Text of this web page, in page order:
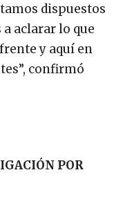
dispuestos
aclarar lo que
y aquí en
confirmó
POR